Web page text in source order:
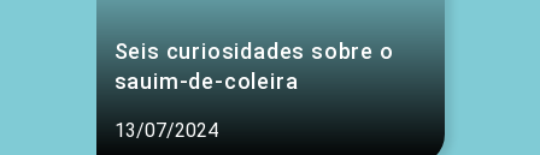
Seis curiosidades sobre o
sauim-de-coleira
13/07/2024